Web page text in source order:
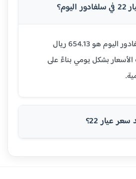
سعر عيار 22 في سلفادور اليوم هو 654.13 ريال
الأسعار بشكل يومي بناءً على
عيار 22؟